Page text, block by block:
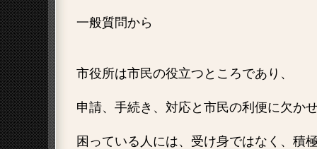
一般質問から
市役所は市民の役立つところであり、
申請、手続き、対応と市民の利便に欠か
困っている人には、受け身ではなく、積